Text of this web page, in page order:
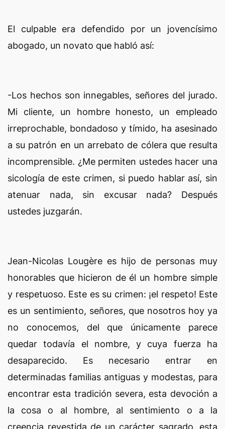
El culpable era defendido por un jovencísimo
abogado, un novato que habló así:
-Los hechos son innegables, señores del jurado.
Mi cliente, un hombre honesto, un empleado
irreprochable, bondadoso y tímido, ha asesinado
a su patrón en un arrebato de cólera que resulta
incomprensible. ¿Me permiten ustedes hacer una
sicología de este crimen, si puedo hablar así, sin
atenuar nada, sin excusar nada? Después
ustedes juzgarán.
Jean-Nicolas Lougère es hijo de personas muy
honorables que hicieron de él un hombre simple
y respetuoso. Este es su crimen: ¡el respeto! Este
es un sentimiento, señores, que nosotros hoy ya
no conocemos, del que únicamente parece
quedar todavía el nombre, y cuya fuerza ha
desaparecido. Es necesario entrar en
determinadas familias antiguas y modestas, para
encontrar esta tradición severa, esta devoción a
la cosa o al hombre, al sentimiento o a la
creencia revestida de un carácter sagrado, esta